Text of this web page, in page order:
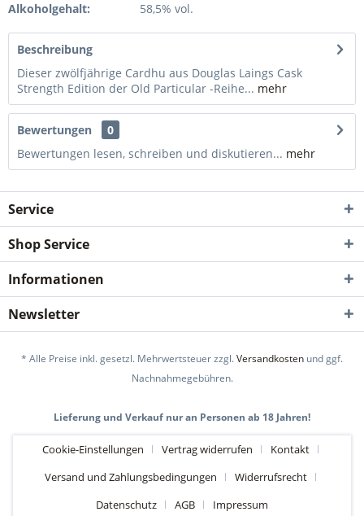
Alkoholgehalt:
58,5% vol.
Beschreibung
Dieser zwölfjährige Cardhu aus Douglas Laings Cask
Strength Edition der Old Particular -Reihe... mehr
Bewertungen
0
Bewertungen lesen, schreiben und diskutieren... mehr
Service
Shop Service
Informationen
Newsletter
* Alle Preise inkl. gesetzl. Mehrwertsteuer zzgl.Versandkosten und ggf.
Nachnahmegebühren.
Lieferung und Verkauf nur an Personen ab 18 Jahren!
Cookie-Einstellungen Vertrag widerrufen
Kontakt
Versand und Zahlungsbedingungen
Widerrufsrecht
Datenschutz
AGB Impressum